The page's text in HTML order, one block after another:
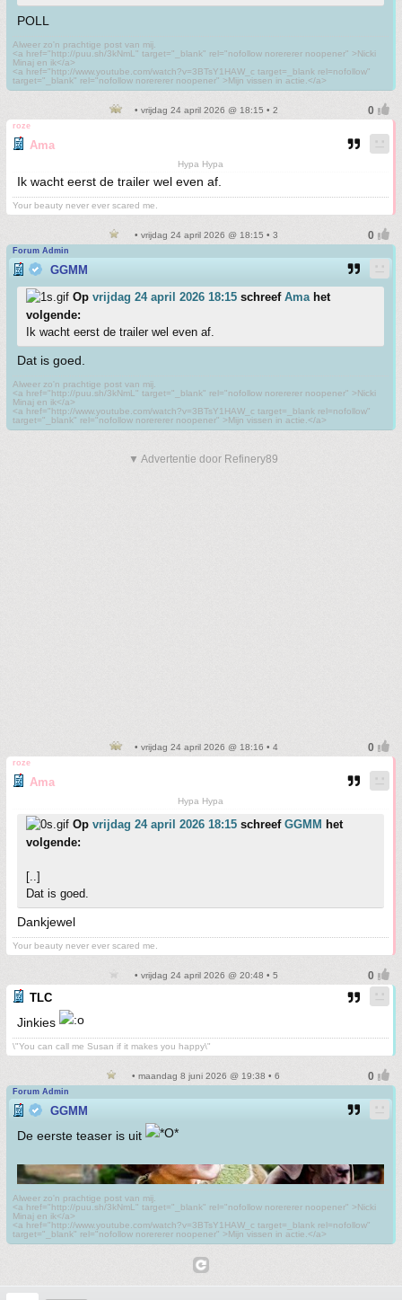
POLL
Alweer zo'n prachtige post van mij.
<a href="http://puu.sh/3kNmL" target="_blank" rel="nofollow norererer noopener" >Nicki
Minaj en ik</a>
<a href="http://www.youtube.com/watch?v=3BTsY1HAW_c target=_blank rel=nofollow"
target="_blank" rel="nofollow norererer noopener" >Mijn vissen in actie.</a>
• vrijdag 24 april 2026 @ 18:15 • 2
roze
Ama
Hypa Hypa
Ik wacht eerst de trailer wel even af.
Your beauty never ever scared me.
• vrijdag 24 april 2026 @ 18:15 • 3
Forum Admin
GGMM
Op vrijdag 24 april 2026 18:15 schreef Amahet
volgende:
Ik wacht eerst de trailer wel even af.
Dat is goed.
Alweer zo'n prachtige post van mij.
<a href="http://puu.sh/3kNmL" target="_blank" rel="nofollow norererer noopener" >Nicki
Minaj en ik</a>
<a href="http://www.youtube.com/watch?v=3BTsY1HAW_c target=_blank rel=nofollow"
target="_blank" rel="nofollow norererer noopener" >Mijn vissen in actie.</a>
▼ Advertentie door Refinery89
• vrijdag 24 april 2026 @ 18:16 • 4
roze
Ama
Hypa Hypa
Op vrijdag 24 april 2026 18:15 schreef GGMM het
volgende:
[..]
Dat is goed.
Dankjewel
Your beauty never ever scared me.
• vrijdag 24 april 2026 @ 20:48 • 5
TLC
Jinkies
\"You can call me Susan if it makes you happy\"
• maandag 8 juni 2026 @ 19:38 • 6
Forum Admin
GGMM
De eerste teaser is uit
Alweer zo'n prachtige post van mij.
<a href="http://puu.sh/3kNmL" target="_blank" rel="nofollow norererer noopener" >Nicki
Minaj en ik</a>
<a href="http://www.youtube.com/watch?v=3BTsY1HAW_c target=_blank rel=nofollow"
target="_blank" rel="nofollow norererer noopener" >Mijn vissen in actie.</a>